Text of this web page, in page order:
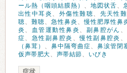
ール熱（咽頭結膜熱） 、 地図状舌、
出性中耳炎 、 外傷性難聴、 先天性
聴、 難聴、 急性鼻炎 、慢性肥厚性鼻
炎 、 血管運動性鼻炎 、 副鼻腔がん 、
症、 急性副鼻腔炎 、慢性副鼻腔炎 、
（鼻茸） 、 鼻中隔弯曲症、 鼻涙管閉
仮声帯肥大、 声帯結節、 いびき
症状